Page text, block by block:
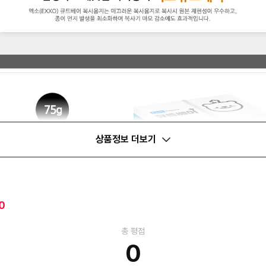
상품정보 더보기
총 평점
0